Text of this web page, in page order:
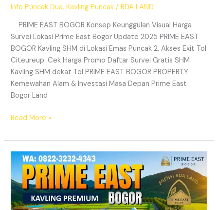
Info Puncak Dua,Kavling Puncak /RDA LAND
PRIME EAST BOGOR Konsep Keunggulan Visual Harga
Survei Lokasi Prime East Bogor Update 2025 PRIME EAST
BOGOR Kavling SHM di Lokasi Emas Puncak 2. Akses Exit Tol
Citeureup. Cek Harga Promo Daftar Survei Gratis SHM
Kavling SHM dekat Tol PRIME EAST BOGOR PROPERTY
Kemewahan Alam & Investasi Masa Depan Prime East
Bogor Land
Read More »
Prime
East
Bogor
|
Kavling